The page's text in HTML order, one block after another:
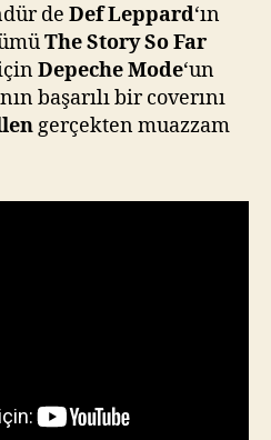
de Def Leppard‘ın
The Story So Far
Depeche Mode‘un
başarılı bir coverını
gerçekten muazzam